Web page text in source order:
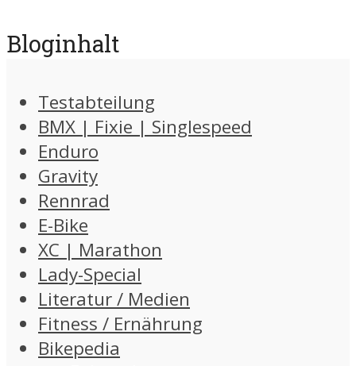
Bloginhalt
Testabteilung
BMX | Fixie | Singlespeed
Enduro
Gravity
Rennrad
E-Bike
XC | Marathon
Lady-Special
Literatur / Medien
Fitness / Ernährung
Bikepedia